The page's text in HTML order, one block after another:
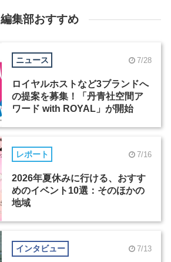
編集部おすすめ
ニュース 7/28
ロイヤルホストなど3ブランドへ
の提案を募集！「丹青社空間ア
ワード with ROYAL」が開始
レポート 7/16
2026年夏休みに行ける、おすす
めのイベント10選：そのほかの
地域
インタビュー 7/13